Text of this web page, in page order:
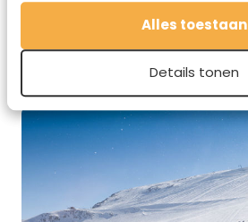
Alles toestaan
Details tonen
vertoeven was.